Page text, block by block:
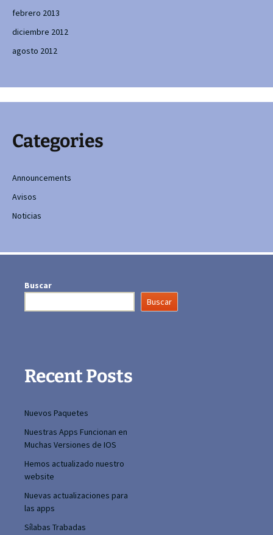
febrero 2013
diciembre 2012
agosto 2012
Categories
Announcements
Avisos
Noticias
Buscar
Buscar
Recent Posts
Nuevos Paquetes
Nuestras Apps Funcionan en
Muchas Versiones de IOS
Hemos actualizado nuestro
website
Nuevas actualizaciones para
las apps
Sílabas Trabadas